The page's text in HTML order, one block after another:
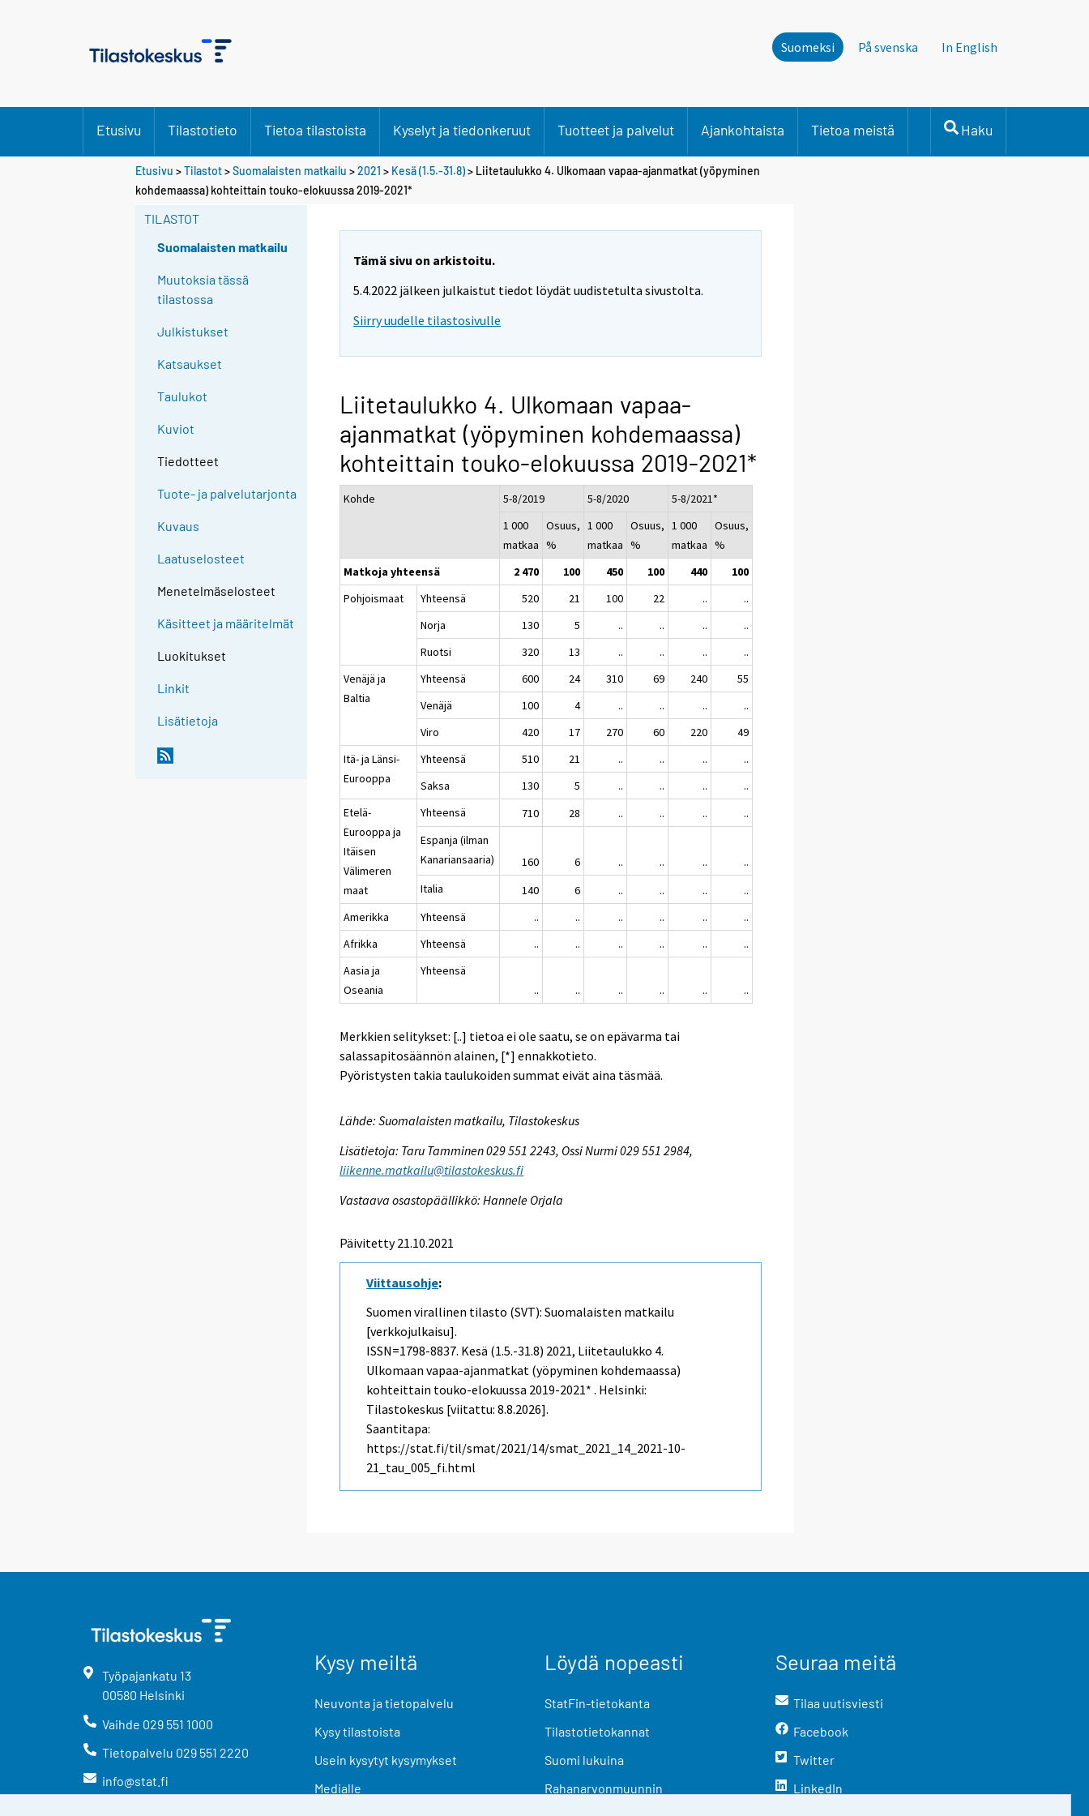
Suomeksi På svenska In English
Etusivu Tilastotieto Tietoa tilastoista Kyselyt ja tiedonkeruut Tuotteet ja palvelut Ajankohtaista Tietoa meistä Haku
Etusivu >Tilastot>Suomalaisten matkailu >2021 > Kesä (1.5.-31.8)> Liitetaulukko 4. Ulkomaan vapaa-ajanmatkat (yöpyminen
kohdemaassa) kohteittain touko-elokuussa 2019-2021*
TILASTOT
Suomalaisten matkailu
Muutoksia tässä
tilastossa
Julkistukset
Katsaukset
Taulukot
Kuviot
Tiedotteet
Tuote- ja palvelutarjonta
Kuvaus
Laatuselosteet
Menetelmäselosteet
Käsitteet ja määritelmät
Luokitukset
Linkit
Lisätietoja
Tämä sivu on arkistoitu.
5.4.2022 jälkeen julkaistut tiedot löydät uudistetulta sivustolta.
Siirry uudelle tilastosivulle
Liitetaulukko 4. Ulkomaan vapaa-
ajanmatkat (yöpyminen kohdemaassa)
kohteittain touko-elokuussa 2019-2021*
Kohde 5-8/2019 5-8/2020
5-8/2021*
1 000
matkaa
Osuus,
%
1 000
matkaa
Osuus,
%
1 000
matkaa
Osuus,
%
Matkoja yhteensä
2 470 100 450 100 440
100
Pohjoismaat
Yhteensä 520 21 100 22 ..
..
Norja
130 5 .. .. ..
..
Ruotsi
320 13 .. .. ..
..
Venäjä ja
Baltia
Yhteensä 600 24 310 69 240
55
Venäjä
100 4 .. .. ..
..
Viro
420 17 270 60 220
49
Itä- ja Länsi-
Eurooppa
Yhteensä 510 21 .. .. ..
..
Saksa
130 5 .. .. ..
..
Etelä-
Eurooppa ja
Itäisen
Välimeren
maat
Yhteensä 710 28 .. .. ..
..
Espanja (ilman
Kanariansaaria)
160 6 .. .. ..
..
Italia
140 6 .. .. ..
..
Amerikka
Yhteensä .. .. .. .. ..
..
Afrikka
Yhteensä .. .. .. .. ..
..
Aasia ja
Oseania
Yhteensä
..
.. .. .. .. ..
Merkkien selitykset: [..] tietoa ei ole saatu, se on epävarma tai
salassapitosäännön alainen, [*] ennakkotieto.
Pyöristysten takia taulukoiden summat eivät aina täsmää.
Lähde: Suomalaisten matkailu, Tilastokeskus
Lisätietoja: Taru Tamminen 029 551 2243, Ossi Nurmi 029 551 2984,
liikenne.matkailu@tilastokeskus.fi
Vastaava osastopäällikkö: Hannele Orjala
Päivitetty 21.10.2021
Viittausohje:
Suomen virallinen tilasto (SVT): Suomalaisten matkailu
[verkkojulkaisu].
ISSN=1798-8837. Kesä (1.5.-31.8) 2021, Liitetaulukko 4.
Ulkomaan vapaa-ajanmatkat (yöpyminen kohdemaassa)
kohteittain touko-elokuussa 2019-2021* . Helsinki:
Tilastokeskus [viitattu: 8.8.2026].
Saantitapa:
https://stat.fi/til/smat/2021/14/smat_2021_14_2021-10-
21_tau_005_fi.html
Työpajankatu 13
00580 Helsinki
Vaihde 029 551 1000
Tietopalvelu 029 551 2220
info@stat.fi
Kysy meiltä
Neuvonta ja tietopalvelu
Kysy tilastoista
Usein kysytyt kysymykset
Medialle
Löydä nopeasti
StatFin-tietokanta
Tilastotietokannat
Suomi lukuina
Rahanarvonmuunnin
Seuraa meitä
Tilaa uutisviesti
Facebook
Twitter
LinkedIn